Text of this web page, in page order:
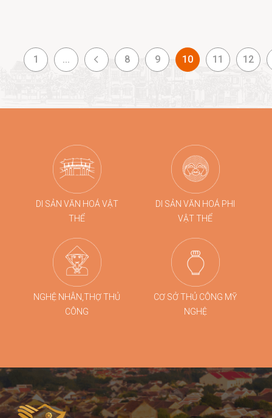
1 ... 8 9 10 11 12
DI SẢN VĂN HOÁ VẬT
THỂ
DI SẢN VĂN HOÁ PHI
VẬT THỂ
NGHỆ NHÂN,THỢ THỦ
CÔNG
CƠ SỞ THỦ CÔNG MỸ
NGHỆ